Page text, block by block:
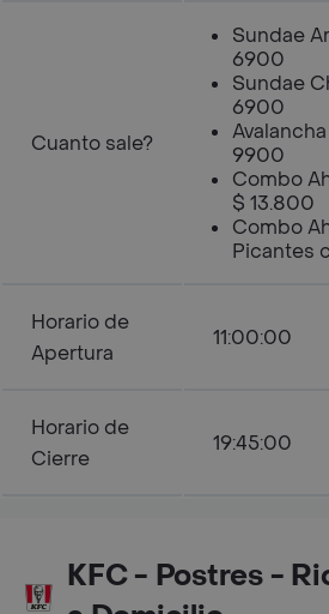
Cuanto sale?
Sundae
6900
Sundae
6900
9900
Combo
$ 13.800
Combo
Picantes
Horario de
Apertura
11:00:00
Horario de
Cierre
19:45:00
KFC - Postres -